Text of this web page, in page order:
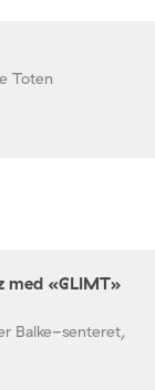
Toten
med «GLIMT»
Balke-senteret,